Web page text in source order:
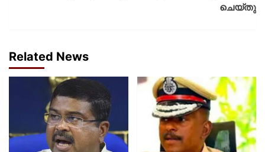
ചെയ്തു
Related News